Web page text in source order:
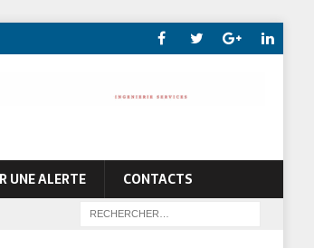
UNE ALERTE CONTACTS